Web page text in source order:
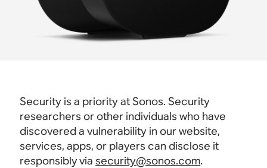
Security is a priority at Sonos. Security
researchers or other individuals who have
discovered a vulnerability in our website,
services, apps, or players can disclose it
responsibly viasecurity@sonos.com.